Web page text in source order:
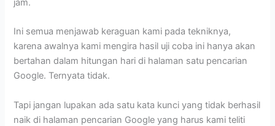
jam.
Ini semua menjawab keraguan kami pada tekniknya,
karena awalnya kami mengira hasil uji coba ini hanya akan
bertahan dalam hitungan hari di halaman satu pencarian
Google. Ternyata tidak.
Tapi jangan lupakan ada satu kata kunci yang tidak berhasil
naik di halaman pencarian Google yang harus kami teliti